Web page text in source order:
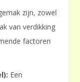
zijn, zowel
van verdikking
factoren
Een